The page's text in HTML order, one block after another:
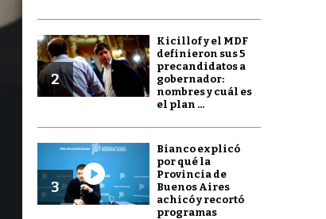
2
Kicillof y el MDF
definieron sus 5
precandidatos a
gobernador:
nombres y cuál es
el plan ...
3
Bianco explicó
por qué la
Provincia de
Buenos Aires
achicó y recortó
programas